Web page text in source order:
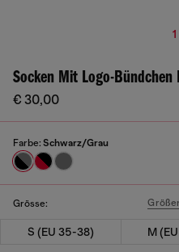
Socken Mit Logo-Bündchen
€ 30,00
Farbe: Schwarz/Grau
Grösse:
S (EU 35-38) M